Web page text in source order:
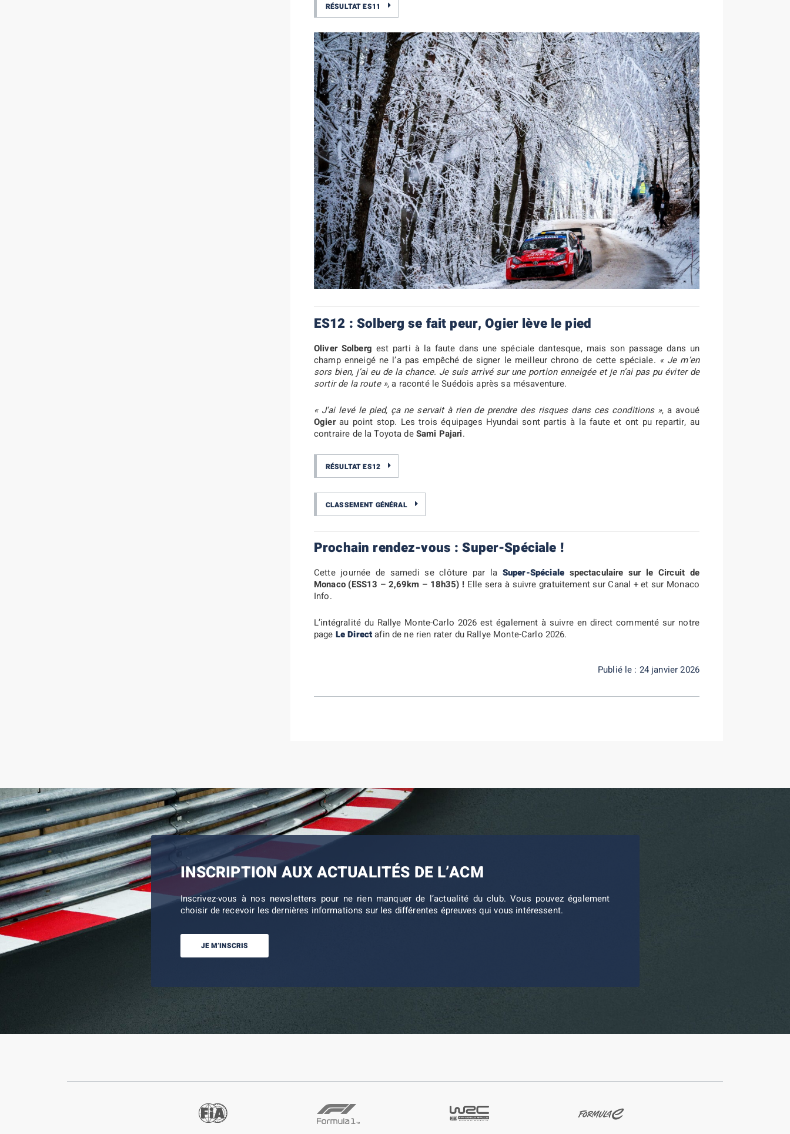
RÉSULTAT ES11
ES12 : Solberg se fait peur, Ogier lève le pied
Oliver Solberg est parti à la faute dans une spéciale dantesque, mais son passage dans un
champ enneigé ne l’a pas empêché de signer le meilleur chrono de cette spéciale. « Je m’en
sors bien, j’ai eu de la chance. Je suis arrivé sur une portion enneigée et je n’ai pas pu éviter de
sortir de la route », a raconté le Suédois après sa mésaventure.
« J’ai levé le pied, ça ne servait à rien de prendre des risques dans ces conditions », a avoué
Ogierau point stop. Les trois équipages Hyundai sont partis à la faute et ont pu repartir, au
contraire de la Toyota deSami Pajari.
RÉSULTAT ES12
CLASSEMENT GÉNÉRAL
Prochain rendez-vous : Super-Spéciale !
Cette journée de samedi se clôture par la Super-Spéciale spectaculaire sur le Circuit de
Monaco (ESS13 – 2,69km – 18h35) ! Elle sera à suivre gratuitement sur Canal + et sur Monaco
Info.
L’intégralité du Rallye Monte-Carlo 2026 est également à suivre en direct commenté sur notre
page Le Directafin de ne rien rater du Rallye Monte-Carlo 2026.
Publié le : 24 janvier 2026
INSCRIPTION AUX ACTUALITÉS DE L’ACM
Inscrivez-vous à nos newsletters pour ne rien manquer de l’actualité du club. Vous pouvez également
choisir de recevoir les dernières informations sur les différentes épreuves qui vous intéressent.
JE M’INSCRIS